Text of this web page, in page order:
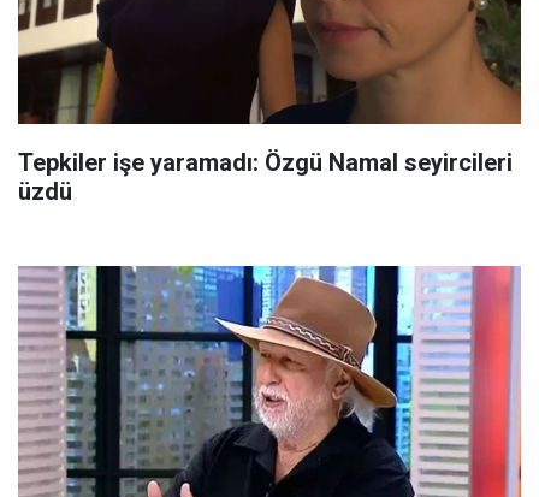
Tepkiler işe yaramadı: Özgü Namal seyircileri
üzdü